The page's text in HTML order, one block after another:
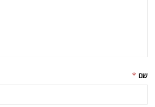
שם *